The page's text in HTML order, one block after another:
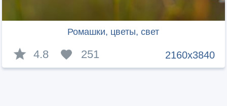
Ромашки, цветы, свет
2160x3840
4.8 251